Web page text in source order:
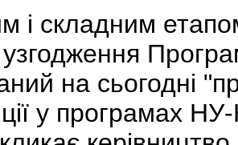
і складним
узгодження
на сьогодні
у програмах